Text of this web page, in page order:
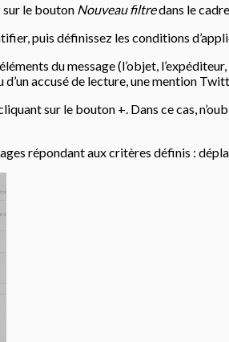
sur le bouton Nouveau filtredans le cadre
puis définissez les conditions
du message (l’objet,
d’un accusé de lecture, une mention
sur le bouton +. Dans ce cas,
répondant aux critères définis :